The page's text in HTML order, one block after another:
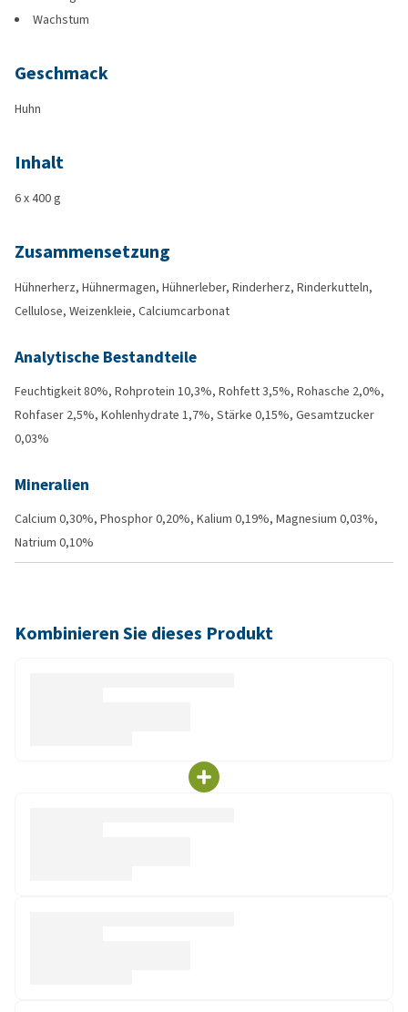
Wachstum
Geschmack
Huhn
Inhalt
6 x 400 g
Zusammensetzung
Hühnerherz, Hühnermagen, Hühnerleber, Rinderherz, Rinderkutteln,
Cellulose, Weizenkleie, Calciumcarbonat
Analytische Bestandteile
Feuchtigkeit 80%, Rohprotein 10,3%, Rohfett 3,5%, Rohasche 2,0%,
Rohfaser 2,5%, Kohlenhydrate 1,7%, Stärke 0,15%, Gesamtzucker
0,03%
Mineralien
Calcium 0,30%, Phosphor 0,20%, Kalium 0,19%, Magnesium 0,03%,
Natrium 0,10%
Kombinieren Sie dieses Produkt